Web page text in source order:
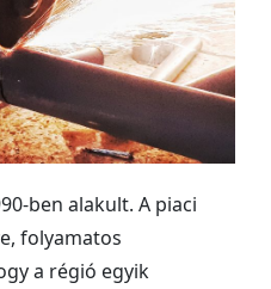
ben alakult. A piaci
folyamatos
a régió egyik